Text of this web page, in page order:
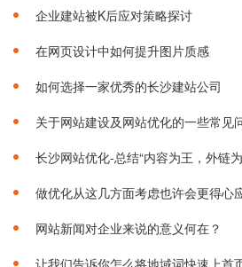
企业建站被K后应对策略探讨
在网页设计中如何提升图片质感
如何选择一家优秀的长沙建站公司‌
关于网站建设及网站优化的一些常见
长沙网站优化-总结“内容为王，外链
做优化从这几方面考虑也许会更得心
网站新闻对企业来说的意义何在？
让我们告诉你怎么将地域词快速上首